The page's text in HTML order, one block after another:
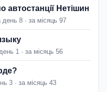
автостанції Нетішин
день 8 · за місяць 97
1 · за місяць 56
3 · за місяць 43